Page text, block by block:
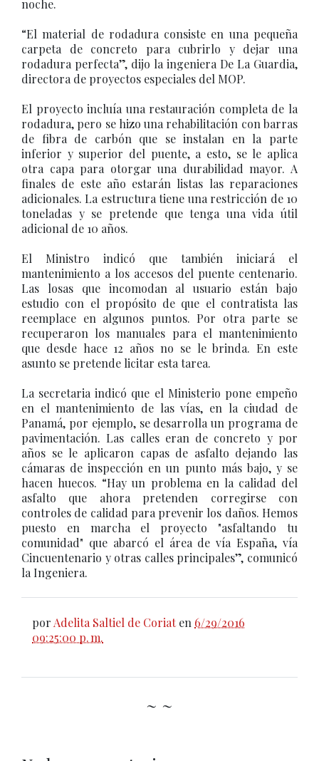
noche.
“El material de rodadura consiste en una pequeña
carpeta de concreto para cubrirlo y dejar una
rodadura perfecta”, dijo la ingeniera De La Guardia,
directora de proyectos especiales del MOP.
El proyecto incluía una restauración completa de la
rodadura, pero se hizo una rehabilitación con barras
de fibra de carbón que se instalan en la parte
inferior y superior del puente, a esto, se le aplica
otra capa para otorgar una durabilidad mayor. A
finales de este año estarán listas las reparaciones
adicionales. La estructura tiene una restricción de 10
toneladas y se pretende que tenga una vida útil
adicional de 10 años.
El Ministro indicó que también iniciará el
mantenimiento a los accesos del puente centenario.
Las losas que incomodan al usuario están bajo
estudio con el propósito de que el contratista las
reemplace en algunos puntos. Por otra parte se
recuperaron los manuales para el mantenimiento
que desde hace 12 años no se le brinda. En este
asunto se pretende licitar esta tarea.
La secretaria indicó que el Ministerio pone empeño
en el mantenimiento de las vías, en la ciudad de
Panamá, por ejemplo, se desarrolla un programa de
pavimentación. Las calles eran de concreto y por
años se le aplicaron capas de asfalto dejando las
cámaras de inspección en un punto más bajo, y se
hacen huecos. “Hay un problema en la calidad del
asfalto que ahora pretenden corregirse con
controles de calidad para prevenir los daños. Hemos
puesto en marcha el proyecto "asfaltando tu
comunidad" que abarcó el área de vía España, vía
Cincuentenario y otras calles principales”, comunicó
la Ingeniera.
por Adelita Saltiel de Coriat en 6/29/2016
09:25:00 p. m.
~ ~